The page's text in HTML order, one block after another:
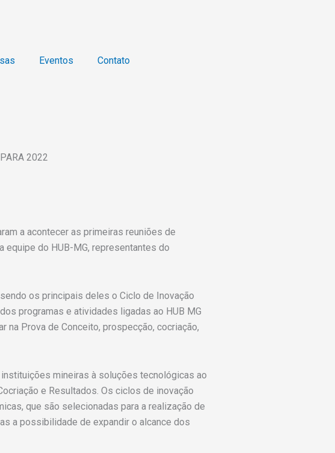
Eventos Contato
2022
a acontecer as primeiras reuniões de
equipe do HUB-MG, representantes do
os principais deles o Ciclo de Inovação
programas e atividades ligadas ao HUB MG
Prova de Conceito, prospecção, cocriação,
mineiras à soluções tecnológicas ao
e Resultados. Os ciclos de inovação
que são selecionadas para a realização de
a possibilidade de expandir o alcance dos